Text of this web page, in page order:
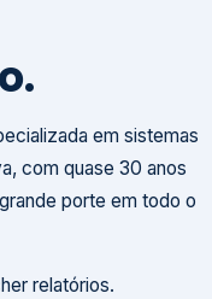
em sistemas
com quase 30 anos
porte em todo o
relatórios.